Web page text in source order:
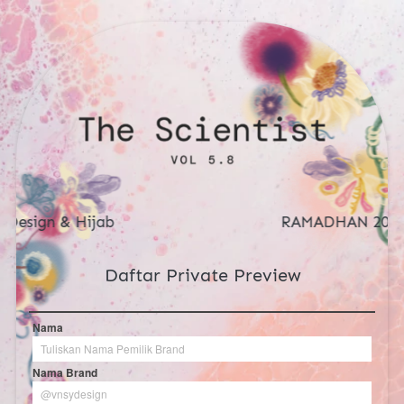
RAMADHAN 2023 EXLUSIVE
Daftar Private Preview
Nama
Nama Brand